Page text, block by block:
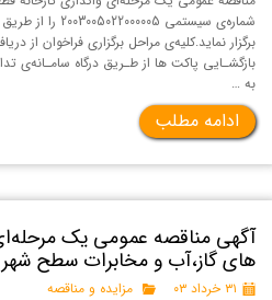
شماره‌ی سیستمی
برگزار نماید.کلیه‌ی مراحل برگزاری فراخوان از
بازگشـایی پاکت ها از طـریق درگاه سامـانه‌ی
به …
ادامه مطلب
آگهی مناقصه عمومی یک
های گاز،آب و مخابرات سطح شهر
۳۱ خرداد ۰۳ مزایده و مناقصه